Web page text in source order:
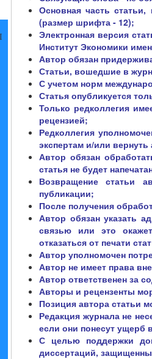
Основная часть
(размер шрифта - 12);
Электронная версия
Институт Экономики
Автор обязан
Статьи, вошедшие в
С учетом норм
Статья опубликуется
Только редколлегия
рецензией;
Редколлегия
экспертам и/или
Автор обязан
статья не будет
Возвращение статьи
публикации;
После получения
Автор обязан указать
связью или это
отказаться от печати
Автор уполномочен
Автор не имеет права
Автор ответственен за
Авторы и рецензенты
Позиция автора статьи
Редакция журнала не
если они понесут ущерб
С целью поддержки
диссертаций,